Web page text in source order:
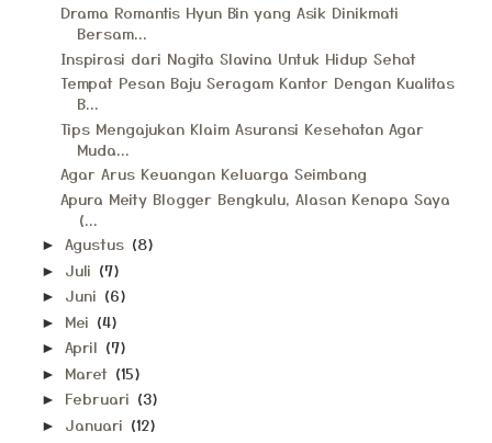
Drama Romantis Hyun Bin yang Asik Dinikmati
Bersam...
Inspirasi dari Nagita Slavina Untuk Hidup Sehat
Tempat Pesan Baju Seragam Kantor Dengan Kualitas
B...
Tips Mengajukan Klaim Asuransi Kesehatan Agar
Muda...
Agar Arus Keuangan Keluarga Seimbang
Apura Meity Blogger Bengkulu, Alasan Kenapa Saya
(...
► Agustus (8)
► Juli (7)
► Juni (6)
► Mei (4)
► April (7)
► Maret (15)
► Februari (3)
► Januari (12)